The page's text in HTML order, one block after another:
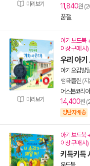
미리보기 11,840원
품절
미리보기
아기 보드북
이상 구매 시)
우리 아기
아기 오감발
샘 태플린 (지
어스본코리아
14,400원
양탄자배송
아기 보드북
이상 구매 시)
키득키득